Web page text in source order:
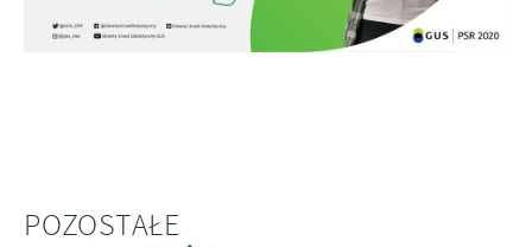
POZOSTAŁE